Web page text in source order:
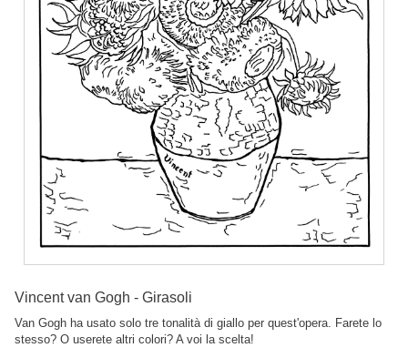
Vincent van Gogh - Girasoli
Van Gogh ha usato solo tre tonalità di giallo per quest'opera. Farete lo
stesso? O userete altri colori? A voi la scelta!